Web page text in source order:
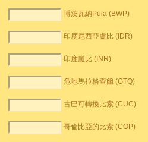
博茨瓦納Pula (BWP)
印度尼西亞盧比 (IDR)
印度盧比 (INR)
危地馬拉格查爾 (GTQ)
古巴可轉換比索 (CUC)
哥倫比亞的比索 (COP)